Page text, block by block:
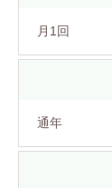
月1回
通年